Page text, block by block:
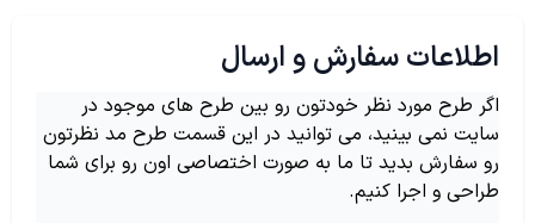
اطلاعات سفارش و ارسال
اگر طرح مورد نظر خودتون رو بین طرح های موجود در
سایت نمی بینید، می توانید در این قسمت طرح مد نظرتون
رو سفارش بدید تا ما به صورت اختصاصی اون رو برای شما
طراحی و اجرا کنیم.